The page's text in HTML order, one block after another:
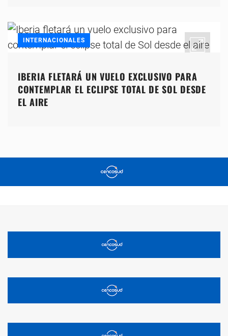
INTERNACIONALES
IBERIA FLETARÁ UN VUELO EXCLUSIVO PARA
CONTEMPLAR EL ECLIPSE TOTAL DE SOL DESDE
EL AIRE